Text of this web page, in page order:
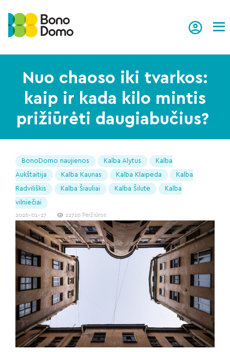
Nuo chaoso iki tvarkos:
kaip ir kada kilo mintis
prižiūrėti daugiabučius?
BonoDomo naujienos Kalba Alytus Kalba
Aukštaitija Kalba Kaunas Kalba Klaipėda Kalba
Radviliškis Kalba Šiauliai Kalba Šilutė Kalba
vilniečiai
2026-01-27 22710 Peržiūros